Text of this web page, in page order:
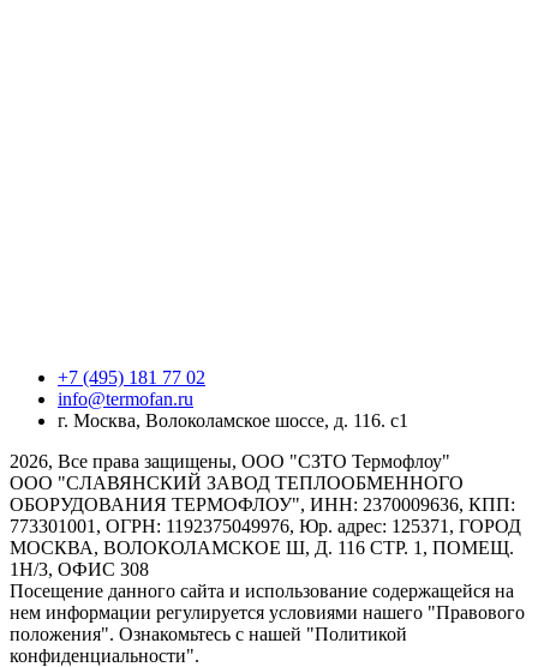
+7 (495) 181 77 02
info@termofan.ru
г. Москва, Волоколамское шоссе, д. 116. с1
2026, Все права защищены, ООО "СЗТО Термофлоу"
ООО "СЛАВЯНСКИЙ ЗАВОД ТЕПЛООБМЕННОГО
ОБОРУДОВАНИЯ ТЕРМОФЛОУ", ИНН: 2370009636, КПП:
773301001, ОГРН: 1192375049976, Юр. адрес: 125371, ГОРОД
МОСКВА, ВОЛОКОЛАМСКОЕ Ш, Д. 116 СТР. 1, ПОМЕЩ.
1Н/3, ОФИС 308
Посещение данного сайта и использование содержащейся на
нем информации регулируется условиями нашего "Правового
положения". Ознакомьтесь с нашей "Политикой
конфиденциальности".